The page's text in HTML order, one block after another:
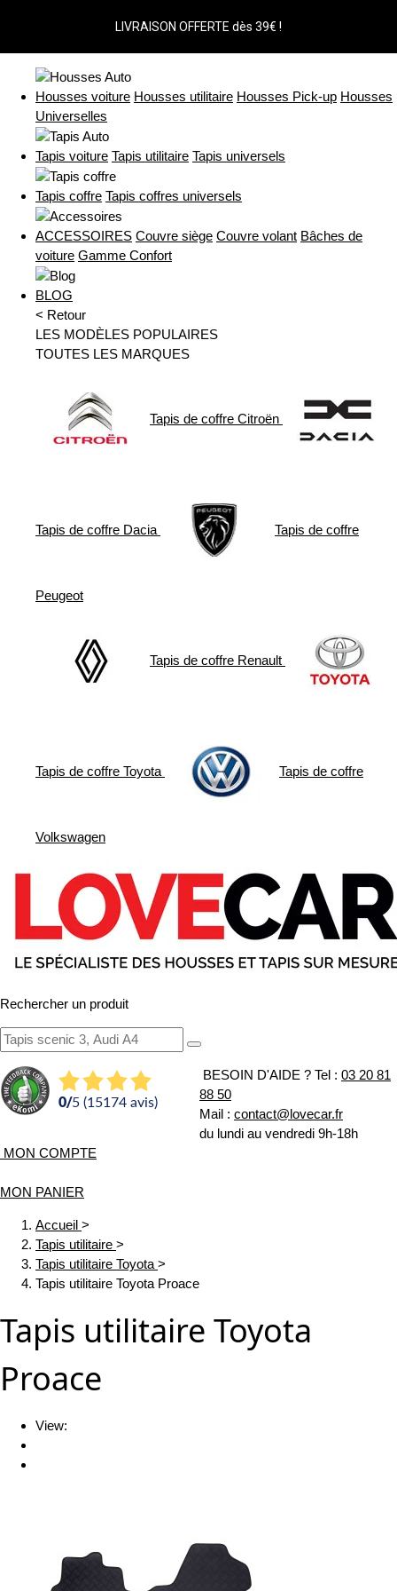
LIVRAISON OFFERTE dès 39€ !
Housses voiture Housses utilitaire Housses Pick-up Housses
Universelles
Tapis voiture Tapis utilitaire Tapis universels
Tapis coffre Tapis coffres universels
ACCESSOIRES Couvre siège Couvre volant Bâches de
voiture Gamme Confort
BLOG
< Retour
LES MODÈLES POPULAIRES
TOUTES LES MARQUES
Tapis de coffre Citroën
Tapis de coffre Dacia Tapis de coffre
Peugeot
Tapis de coffre Renault
Tapis de coffre Toyota Tapis de coffre
Volkswagen
Rechercher un produit
0/5 (15174 avis)
BESOIN D'AIDE ? Tel : 03 20 81
88 50
Mail : contact@lovecar.fr
du lundi au vendredi 9h-18h
MON COMPTE
MON PANIER
Accueil >
Tapis utilitaire >
Tapis utilitaire Toyota >
Tapis utilitaire Toyota Proace
Tapis utilitaire Toyota
Proace
View: